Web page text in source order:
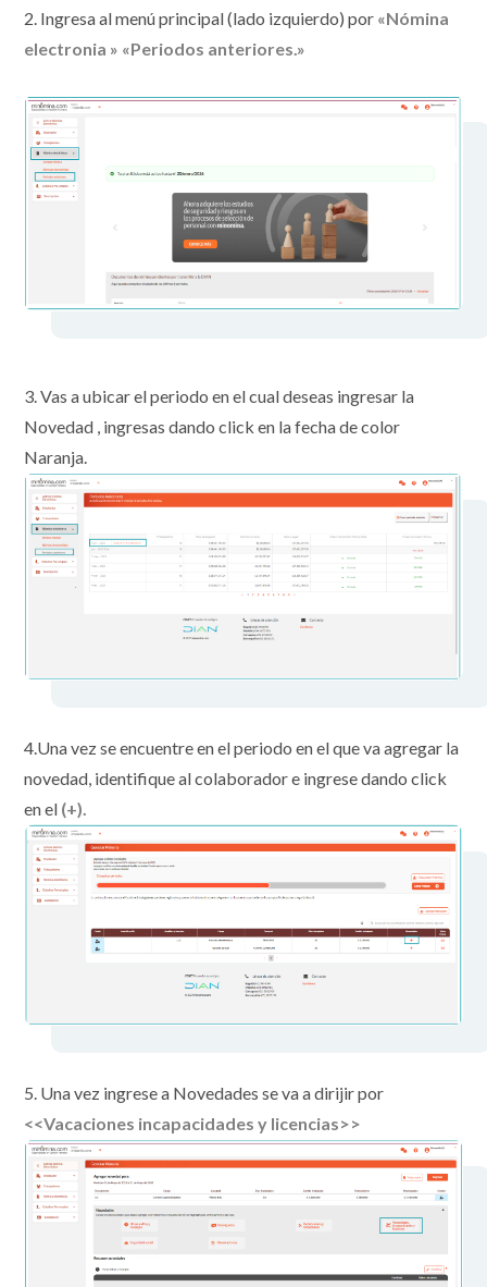
2. Ingresa al menú principal (lado izquierdo) por «Nómina
electronia » «Periodos anteriores.»
3. Vas a ubicar el periodo en el cual deseas ingresar la
Novedad , ingresas dando click en la fecha de color
Naranja.
4.Una vez se encuentre en el periodo en el que va agregar la
novedad, identifique al colaborador e ingrese dando click
en el (+).
5. Una vez ingrese a Novedades se va a dirijir por
<<Vacaciones incapacidades y licencias>>